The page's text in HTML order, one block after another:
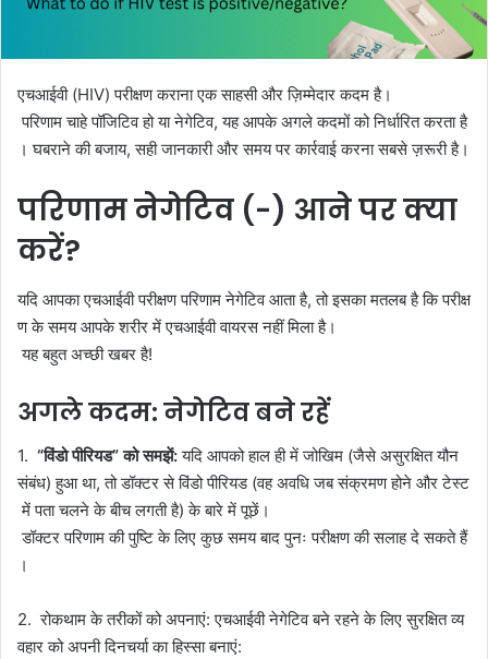
एचआईवी (HIV) परीक्षण कराना एक साहसी और ज़िम्मेदार कदम है।
परिणाम चाहे पॉजिटिव हो या नेगेटिव, यह आपके अगले कदमों को निर्धारित करता है
। घबराने की बजाय, सही जानकारी और समय पर कार्रवाई करना सबसे ज़रूरी है।
परिणाम नेगेटिव (-) आने पर क्या
करें?
यदि आपका एचआईवी परीक्षण परिणाम नेगेटिव आता है, तो इसका मतलब है कि परीक्ष
ण के समय आपके शरीर में एचआईवी वायरस नहीं मिला है।
यह बहुत अच्छी खबर है!
अगले कदम: नेगेटिव बने रहें
1. “विंडो पीरियड” को समझें:यदि आपको हाल ही में जोखिम (जैसे असुरक्षित यौन
संबंध) हुआ था, तो डॉक्टर से विंडो पीरियड (वह अवधि जब संक्रमण होने और टेस्ट
में पता चलने के बीच लगती है) के बारे में पूछें।
डॉक्टर परिणाम की पुष्टि के लिए कुछ समय बाद पुनः परीक्षण की सलाह दे सकते हैं
।
2. रोकथाम के तरीकों को अपनाएं: एचआईवी नेगेटिव बने रहने के लिए सुरक्षित व्य
वहार को अपनी दिनचर्या का हिस्सा बनाएं: